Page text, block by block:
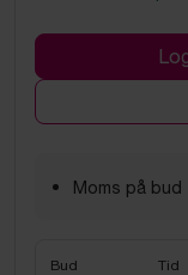
Moms på bud
Bud Tid